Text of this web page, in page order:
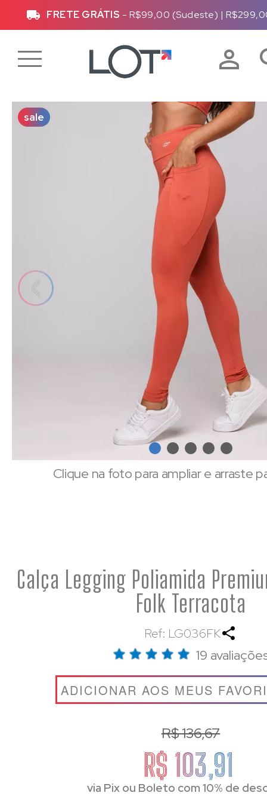
Até10x sem jurosou10% de desconto
sale
Clique na foto para ampliar e arraste
Calça Legging Poliamida
Folk Terracota
Ref: LG036FK
19
ADICIONAR AOS MEUS
R$ 136,67
R$ 103,91
via Pix ou Boleto com 10% de